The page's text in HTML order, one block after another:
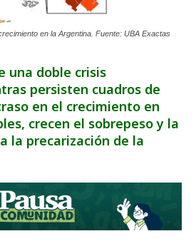
en la Argentina. Fuente: UBA Exactas
una doble crisis
persisten cuadros de
en el crecimiento en
crecen el sobrepeso y la
la precarización de la